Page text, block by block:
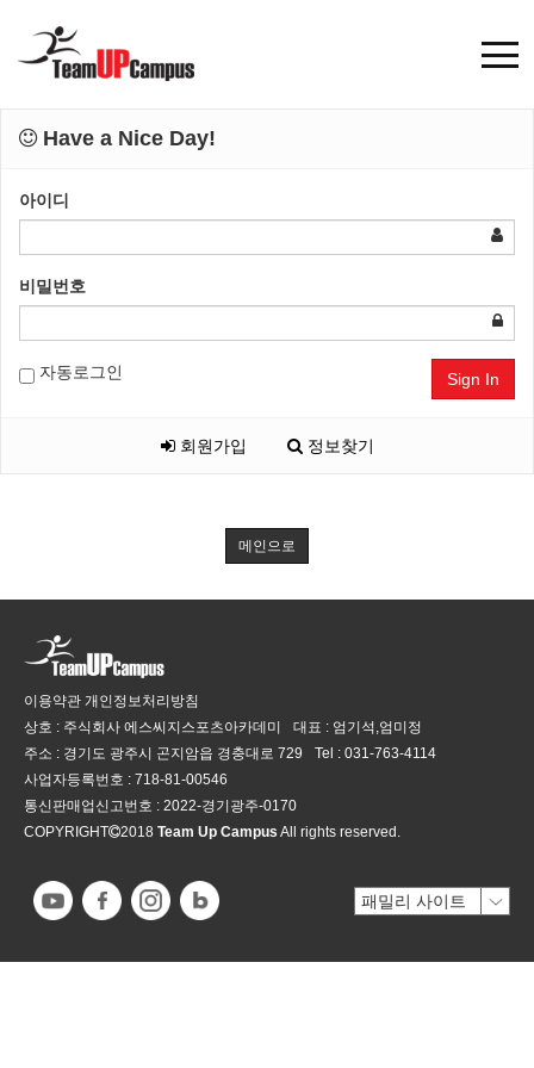
Have a Nice Day!
아이디
비밀번호
자동로그인 Sign In
회원가입 정보찾기
메인으로
이용약관 개인정보처리방침
상호 : 주식회사 에스씨지스포츠아카데미
대표 : 엄기석,엄미정
주소 : 경기도 광주시 곤지암읍 경충대로 729
Tel : 031-763-4114
사업자등록번호 : 718-81-00546
통신판매업신고번호 : 2022-경기광주-0170
COPYRIGHT
2018 Team Up Campus All rights reserved.